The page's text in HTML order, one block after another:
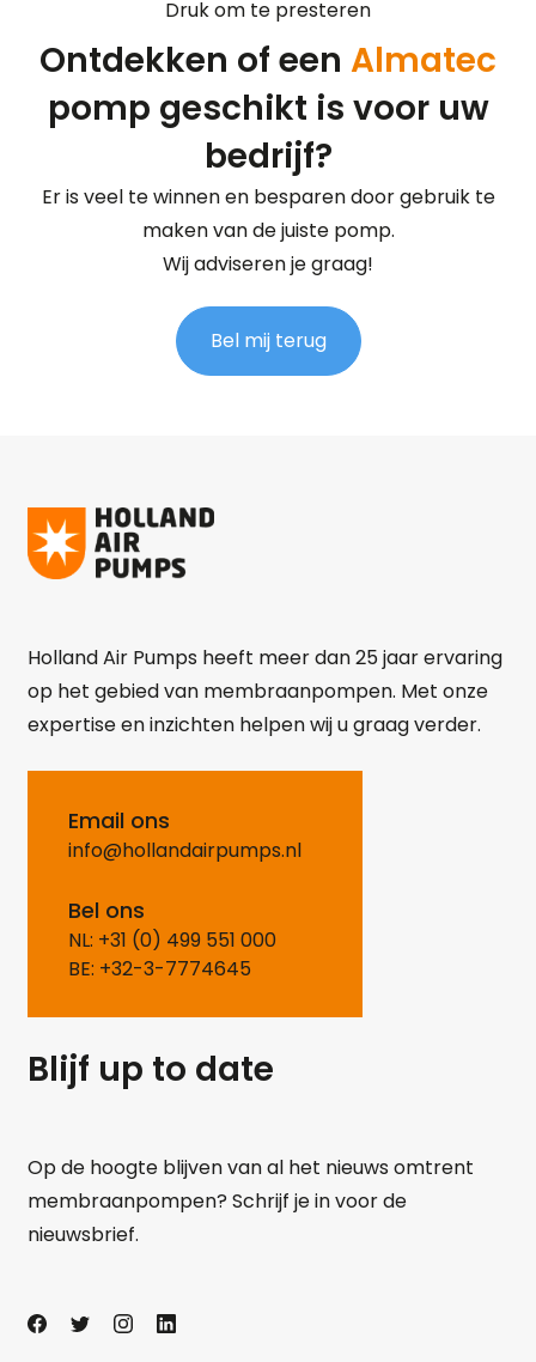
Druk om te presteren
Ontdekken of een Almatec
pomp geschikt is voor uw
bedrijf?
Er is veel te winnen en besparen door gebruik te
maken van de juiste pomp.
Wij adviseren je graag!
Bel mij terug
Holland Air Pumps heeft meer dan 25 jaar ervaring
op het gebied van membraanpompen. Met onze
expertise en inzichten helpen wij u graag verder.
Email ons
info@hollandairpumps.nl
Bel ons
NL: +31 (0) 499 551 000
BE: +32-3-7774645
Blijf up to date
Op de hoogte blijven van al het nieuws omtrent
membraanpompen? Schrijf je in voor de
nieuwsbrief.